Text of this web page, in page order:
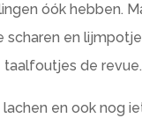
óók hebben.
scharen en
taalfoutjes de revue.
en ook nog